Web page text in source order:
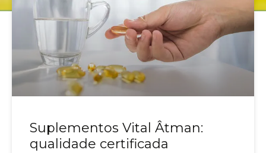
Suplementos Vital Âtman:
qualidade certificada